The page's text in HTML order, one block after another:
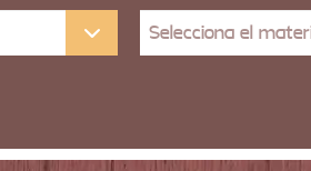
Selecciona el